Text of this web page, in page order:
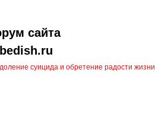
сайта
суицида и обретение радости жизни